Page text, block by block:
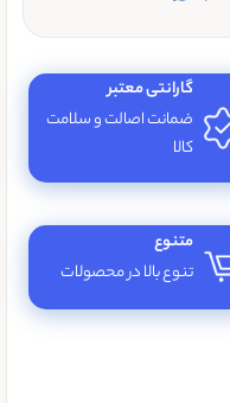
گارانتی معتبر
ضمانت اصالت و سلامت
کالا
متنوع
تنوع بالا در محصولات